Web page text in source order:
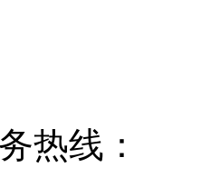
热线：